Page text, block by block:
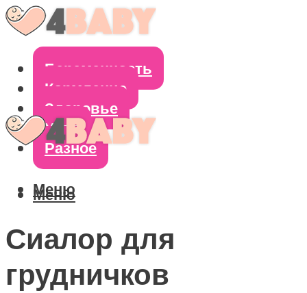
Беременность
Кормление
Здоровье
Уход
Разное
Меню
Меню
Сиалор для
грудничков